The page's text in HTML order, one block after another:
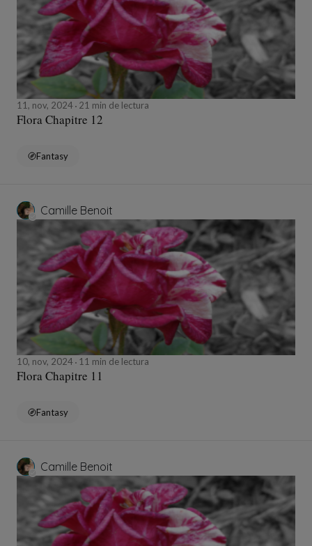
11, nov, 2024 21 min de lectura
Flora Chapitre 12
Fantasy
Camille Benoit
10, nov, 2024 11 min de lectura
Flora Chapitre 11
Fantasy
Camille Benoit